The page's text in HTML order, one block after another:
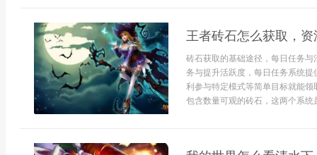
王者砖石怎么获取，
砖石获取的基础途径，每日任务
务与提升活跃度，每日任务系统
利参与特定模式等简单目标就能
包含数量可观的砖石，这两个系